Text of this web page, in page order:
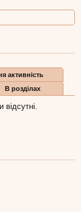
активність
В розділах